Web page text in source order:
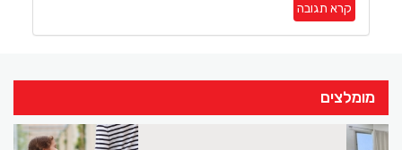
קרא תגובה
מומלצים